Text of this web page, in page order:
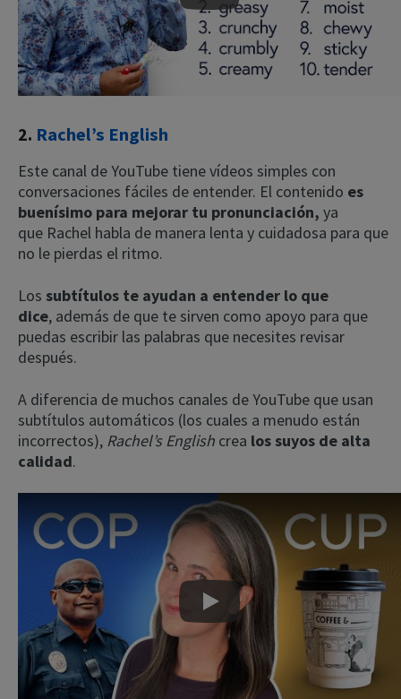
2. Rachel’s English
Este canal de YouTube tiene vídeos simples con
conversaciones fáciles de entender. El contenido es
buenísimo para mejorar tu pronunciación, ya
que Rachel habla de manera lenta y cuidadosa para que
no le pierdas el ritmo.
Los subtítulos te ayudan a entender lo que
dice, además de que te sirven como apoyo para que
puedas escribir las palabras que necesites revisar
después.
A diferencia de muchos canales de YouTube que usan
subtítulos automáticos (los cuales a menudo están
incorrectos), Rachel’s English crea los suyos de alta
calidad.
Play